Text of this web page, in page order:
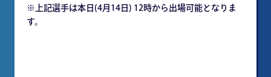
※上記選手は本日(4月14日) 12時から出場可能となりま
す。